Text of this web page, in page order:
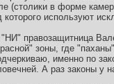
(столики в форме
используют
правозащитница
зоны, где
именно по
А раз законы у